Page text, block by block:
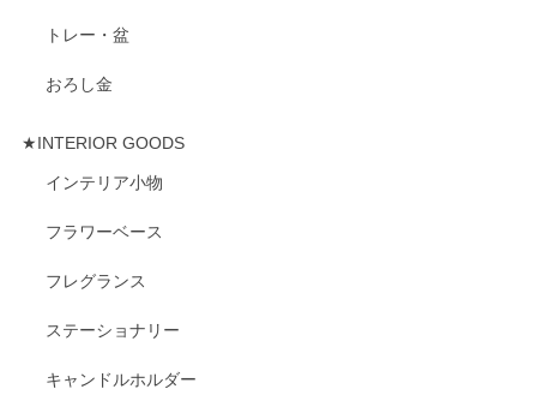
トレー・盆
おろし金
★INTERIOR GOODS
インテリア小物
フラワーベース
フレグランス
ステーショナリー
キャンドルホルダー